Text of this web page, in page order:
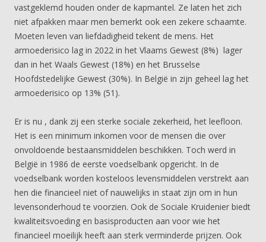
vastgeklemd houden onder de kapmantel. Ze laten het zich
niet afpakken maar men bemerkt ook een zekere schaamte.
Moeten leven van liefdadigheid tekent de mens. Het
armoederisico lag in 2022 in het Vlaams Gewest (8%) lager
dan in het Waals Gewest (18%) en het Brusselse
Hoofdstedelijke Gewest (30%). In België in zijn geheel lag het
armoederisico op 13% (51).
Er is nu , dank zij een sterke sociale zekerheid, het leefloon.
Het is een minimum inkomen voor de mensen die over
onvoldoende bestaansmiddelen beschikken. Toch werd in
België in 1986 de eerste voedselbank opgericht. In de
voedselbank worden kosteloos levensmiddelen verstrekt aan
hen die financieel niet of nauwelijks in staat zijn om in hun
levensonderhoud te voorzien. Ook de Sociale Kruidenier biedt
kwaliteitsvoeding en basisproducten aan voor wie het
financieel moeilijk heeft aan sterk verminderde prijzen. Ook